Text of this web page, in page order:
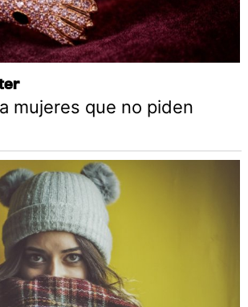
mujeres que no piden